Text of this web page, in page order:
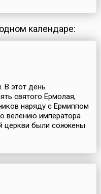
календаре:
В этот день
святого Ермолая,
наряду с Ермиппом
велению императора
церкви были сожжены